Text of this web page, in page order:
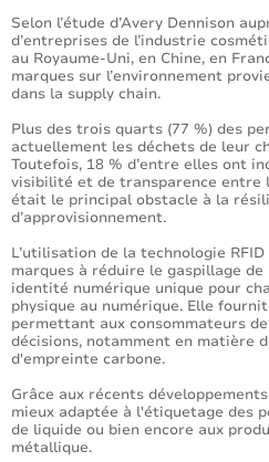
Selon l’étude d’Avery Dennison
d’entreprises de l’industrie
au Royaume-Uni, en Chine, en
marques sur l’environnement
dans la supply chain.
Plus des trois quarts (77 %) des
actuellement les déchets de leur
Toutefois, 18 % d’entre elles ont
visibilité et de transparence entre
était le principal obstacle à la
d’approvisionnement.
L’utilisation de la technologie
marques à réduire le gaspillage
identité numérique unique pour
physique au numérique. Elle
permettant aux consommateurs
décisions, notamment en matière
d'empreinte carbone.
Grâce aux récents
mieux adaptée à l'étiquetage des
de liquide ou bien encore aux
métallique.